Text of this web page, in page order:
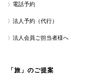
電話予約
法人予約（代行）
法人会員ご担当者様へ
「旅」のご提案